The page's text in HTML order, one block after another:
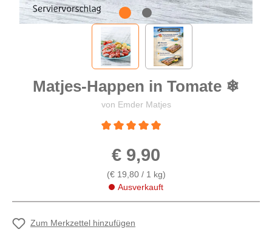
Matjes-Happen in Tomate ❄
von Emder Matjes
€ 9,90
(€ 19,80 / 1 kg)
Ausverkauft
Zum Merkzettel hinzufügen